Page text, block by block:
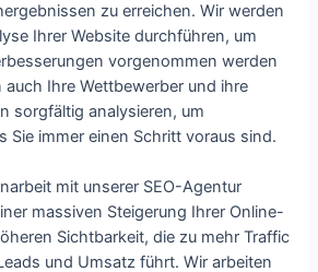
zu erreichen. Wir werden
Ihrer Website durchführen, um
vorgenommen werden
Ihre Wettbewerber und ihre
sorgfältig analysieren, um
Sie immer einen Schritt voraus sind.
mit unserer SEO-Agentur
massiven Steigerung Ihrer Online-
Sichtbarkeit, die zu mehr Traffic
und Umsatz führt. Wir arbeiten